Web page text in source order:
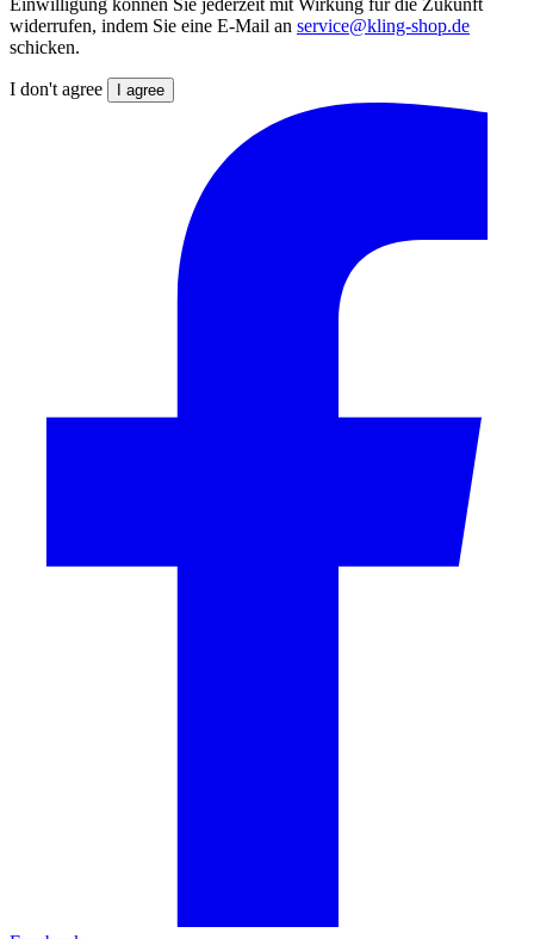
Einwilligung können Sie jederzeit mit Wirkung für die Zukunft
widerrufen, indem Sie eine E-Mail an service@kling-shop.de
schicken.
I don't agree I agree